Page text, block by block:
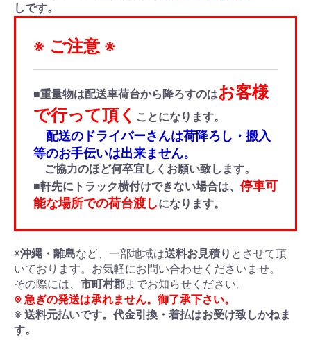
しです。
※ ご注意 ※
■重量物は配送車荷台から降ろすのはお客様
で行って頂く ことになります。
配送のドライバーさんは荷降ろし・搬入
等のお手伝いは出来ません。
ご協力のほど何卒宜しくお願い致します。
■軒先にトラック横付けできない場合は、 停車可
能な場所での荷台渡しになります。
※沖縄・離島など、一部地域は送料お見積り とさせて頂
いております。お気軽にお問い合わせくださいませ。
その際には、 市町村郡までお知らせください。
※ 急ぎの発送は承れません。御了承下さい。
※ 送料元払いです。代金引換・着払はお受け致しかねま
す。